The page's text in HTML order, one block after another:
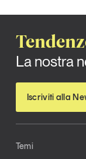
La nostra
Iscriviti alla
Temi